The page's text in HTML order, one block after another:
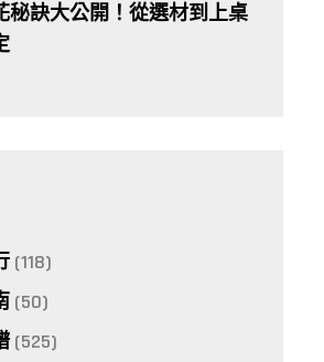
秘訣大公開！從選材到上桌
(118)
(50)
(525)